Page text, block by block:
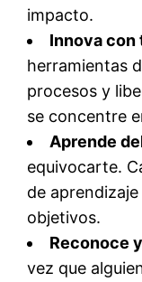
impacto.
Innova con
herramientas
procesos y
se concentre
Aprende
equivocarte.
de
objetivos.
Reconoce
vez que